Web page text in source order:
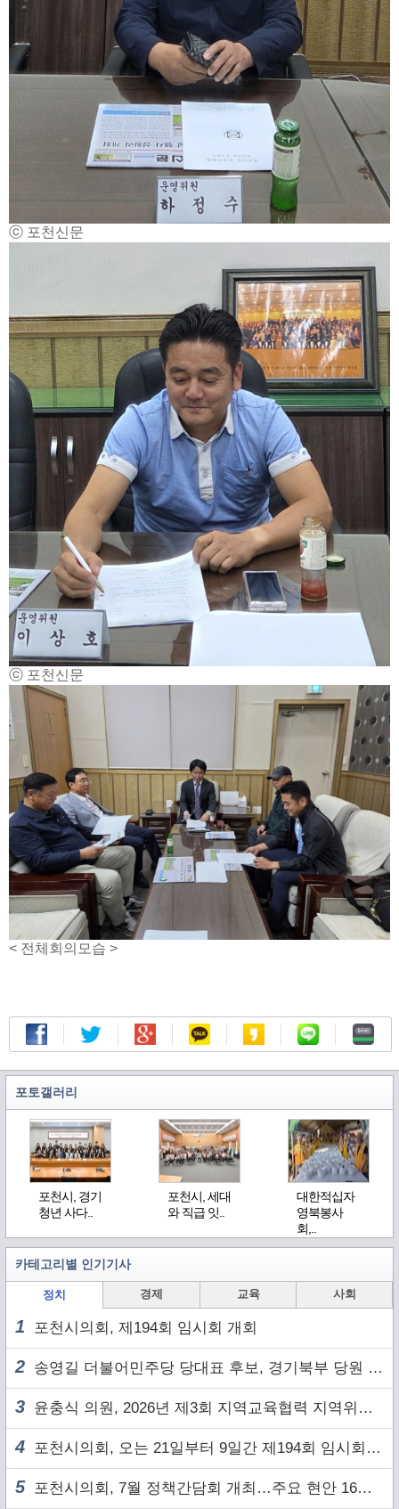
ⓒ 포천신문
ⓒ 포천신문
< 전체회의모습 >
포토갤러리
포천시, 경기
청년 사다..
포천시, 세대
와 직급 잇..
대한적십자
영북봉사
회,..
카테고리별 인기기사
정치 경제 교육 사회
1 포천시의회, 제194회 임시회 개회
2 송영길 더불어민주당 당대표 후보, 경기북부 당원 및 2030 세대와 ‘소통 행보’
3 윤충식 의원, 2026년 제3회 지역교육협력 지역위원회 주재
4 포천시의회, 오는 21일부터 9일간 제194회 임시회 개회
5 포천시의회, 7월 정책간담회 개최…주요 현안 16건 점검